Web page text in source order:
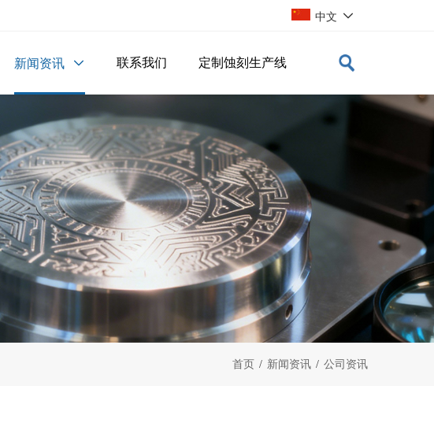
中文 
新闻资讯  联系我们 定制蚀刻生产线
首页 / 新闻资讯 / 公司资讯